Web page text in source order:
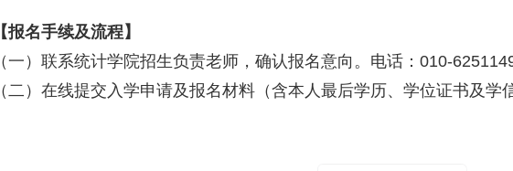
【报名手续及流程】
（一） 联系统计学院招生负责老师，确认报名意向。电话：010-
（二） 在线提交入学申请及报名材料（含本人最后学历、学位证书及学